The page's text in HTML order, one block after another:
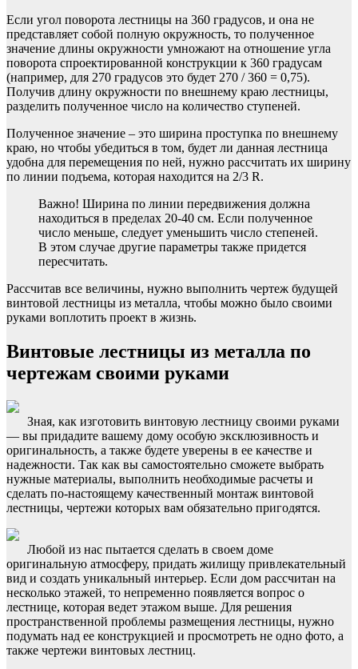
Если угол поворота лестницы на 360 градусов, и она не
представляет собой полную окружность, то полученное
значение длины окружности умножают на отношение угла
поворота спроектированной конструкции к 360 градусам
(например, для 270 градусов это будет 270 / 360 = 0,75).
Получив длину окружности по внешнему краю лестницы,
разделить полученное число на количество ступеней.
Полученное значение – это ширина проступка по внешнему
краю, но чтобы убедиться в том, будет ли данная лестница
удобна для перемещения по ней, нужно рассчитать их ширину
по линии подъема, которая находится на 2/3 R.
Важно! Ширина по линии передвижения должна
находиться в пределах 20-40 см. Если полученное
число меньше, следует уменьшить число степеней.
В этом случае другие параметры также придется
пересчитать.
Рассчитав все величины, нужно выполнить чертеж будущей
винтовой лестницы из металла, чтобы можно было своими
руками воплотить проект в жизнь.
Винтовые лестницы из металла по
чертежам своими руками
Зная, как изготовить винтовую лестницу своими руками
— вы придадите вашему дому особую эксклюзивность и
оригинальность, а также будете уверены в ее качестве и
надежности. Так как вы самостоятельно сможете выбрать
нужные материалы, выполнить необходимые расчеты и
сделать по-настоящему качественный монтаж винтовой
лестницы, чертежи которых вам обязательно пригодятся.
Любой из нас пытается сделать в своем доме
оригинальную атмосферу, придать жилищу привлекательный
вид и создать уникальный интерьер. Если дом рассчитан на
несколько этажей, то непременно появляется вопрос о
лестнице, которая ведет этажом выше. Для решения
пространственной проблемы размещения лестницы, нужно
подумать над ее конструкцией и просмотреть не одно фото, а
также чертежи винтовых лестниц.